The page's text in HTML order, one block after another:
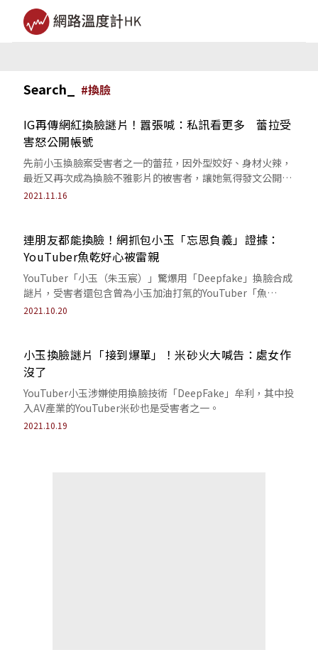
Search_ #換臉
IG再傳網紅換臉謎片！囂張喊：私訊看更多 蕾拉受
害怒公開帳號
先前小玉換臉案受害者之一的蕾菈，因外型姣好、身材火辣，
最近又再次成為換臉不雅影片的被害者，讓她氣得發文公開加
害人帳號，呼籲大眾不要以身試法。
2021.11.16
連朋友都能換臉！網抓包小玉「忘恩負義」證據：
YouTuber魚乾好心被雷親
YouTuber「小玉（朱玉宸）」驚爆用「Deepfake」換臉合成
謎片，受害者還包含曾為小玉加油打氣的YouTuber「魚
乾」。
2021.10.20
小玉換臉謎片「接到爆單」！米砂火大喊告：處女作
沒了
YouTuber小玉涉嫌使用換臉技術「DeepFake」牟利，其中投
入AV產業的YouTuber米砂也是受害者之一。
2021.10.19